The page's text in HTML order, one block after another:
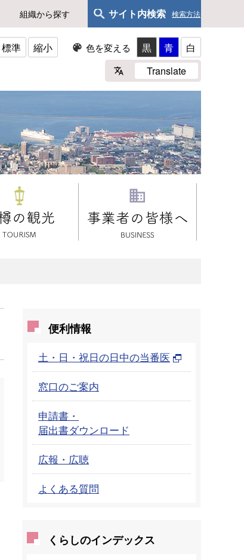
組織から探す サイト内検索 検索方法
標準 縮小 色を変える 黒 青
白
Translate
便利情報
土・日・祝日の日中の当番医
窓口のご案内
申請書・
届出書ダウンロード
広報・広聴
よくある質問
くらしのインデックス